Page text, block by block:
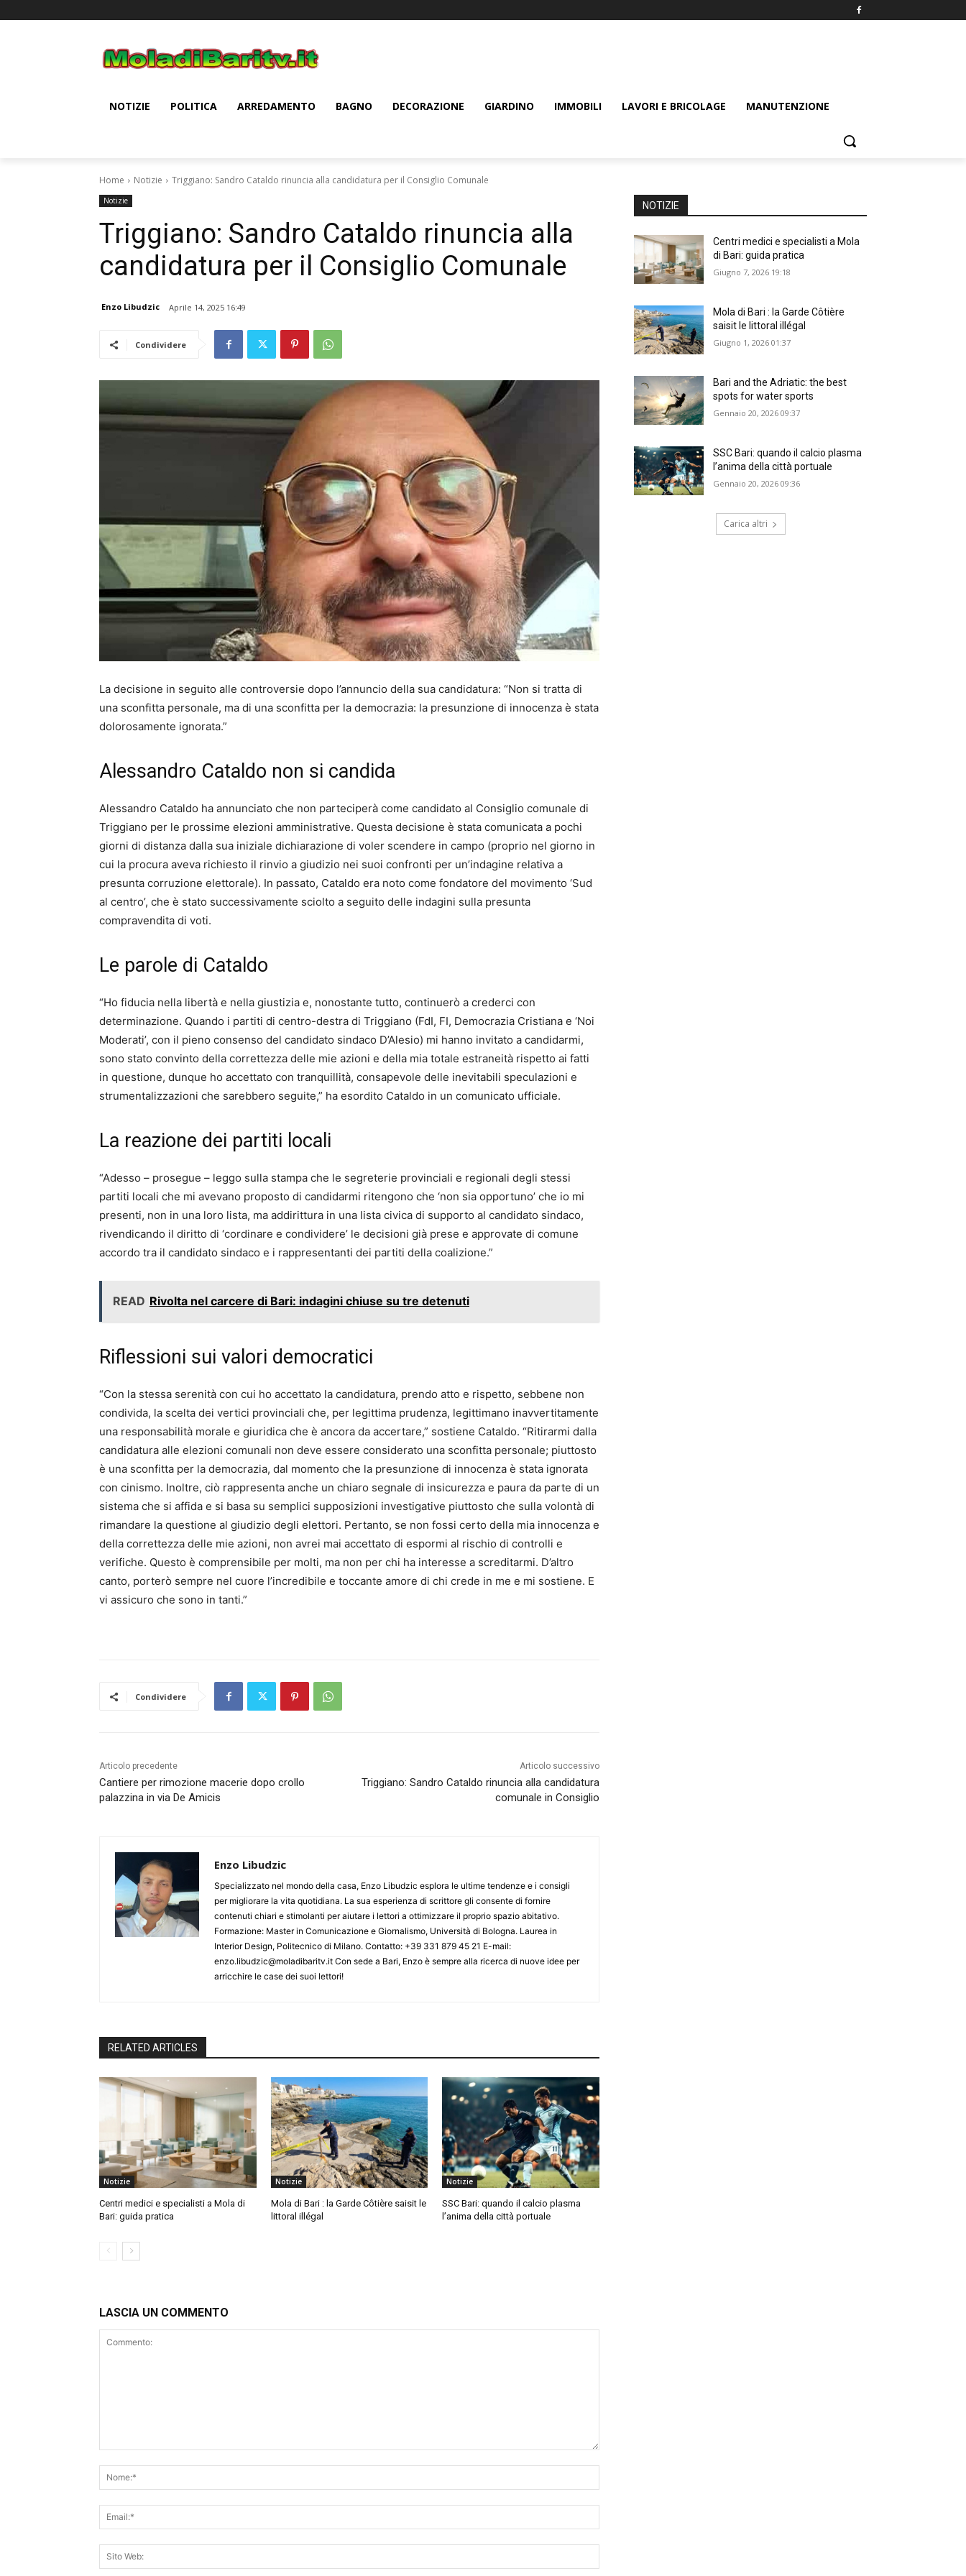
NOTIZIE POLITICA ARREDAMENTO BAGNO DECORAZIONE GIARDINO IMMOBILI LAVORI E BRICOLAGE MANUTENZIONE
Home Notizie Triggiano: Sandro Cataldo rinuncia alla candidatura per il Consiglio Comunale
Notizie
Triggiano: Sandro Cataldo rinuncia alla
candidatura per il Consiglio Comunale
Enzo Libudzic Aprile 14, 2025 16:49
Condividere
La decisione in seguito alle controversie dopo l’annuncio della sua candidatura: “Non si tratta di
una sconfitta personale, ma di una sconfitta per la democrazia: la presunzione di innocenza è stata
dolorosamente ignorata.”
Alessandro Cataldo non si candida
Alessandro Cataldo ha annunciato che non parteciperà come candidato al Consiglio comunale di
Triggiano per le prossime elezioni amministrative. Questa decisione è stata comunicata a pochi
giorni di distanza dalla sua iniziale dichiarazione di voler scendere in campo (proprio nel giorno in
cui la procura aveva richiesto il rinvio a giudizio nei suoi confronti per un’indagine relativa a
presunta corruzione elettorale). In passato, Cataldo era noto come fondatore del movimento ‘Sud
al centro’, che è stato successivamente sciolto a seguito delle indagini sulla presunta
compravendita di voti.
Le parole di Cataldo
“Ho fiducia nella libertà e nella giustizia e, nonostante tutto, continuerò a crederci con
determinazione. Quando i partiti di centro-destra di Triggiano (FdI, FI, Democrazia Cristiana e ‘Noi
Moderati’, con il pieno consenso del candidato sindaco D’Alesio) mi hanno invitato a candidarmi,
sono stato convinto della correttezza delle mie azioni e della mia totale estraneità rispetto ai fatti
in questione, dunque ho accettato con tranquillità, consapevole delle inevitabili speculazioni e
strumentalizzazioni che sarebbero seguite,” ha esordito Cataldo in un comunicato ufficiale.
La reazione dei partiti locali
“Adesso – prosegue – leggo sulla stampa che le segreterie provinciali e regionali degli stessi
partiti locali che mi avevano proposto di candidarmi ritengono che ‘non sia opportuno’ che io mi
presenti, non in una loro lista, ma addirittura in una lista civica di supporto al candidato sindaco,
rivendicando il diritto di ‘cordinare e condividere’ le decisioni già prese e approvate di comune
accordo tra il candidato sindaco e i rappresentanti dei partiti della coalizione.”
READ Rivolta nel carcere di Bari: indagini chiuse su tre detenuti
Riflessioni sui valori democratici
“Con la stessa serenità con cui ho accettato la candidatura, prendo atto e rispetto, sebbene non
condivida, la scelta dei vertici provinciali che, per legittima prudenza, legittimano inavvertitamente
una responsabilità morale e giuridica che è ancora da accertare,” sostiene Cataldo. “Ritirarmi dalla
candidatura alle elezioni comunali non deve essere considerato una sconfitta personale; piuttosto
è una sconfitta per la democrazia, dal momento che la presunzione di innocenza è stata ignorata
con cinismo. Inoltre, ciò rappresenta anche un chiaro segnale di insicurezza e paura da parte di un
sistema che si affida e si basa su semplici supposizioni investigative piuttosto che sulla volontà di
rimandare la questione al giudizio degli elettori. Pertanto, se non fossi certo della mia innocenza e
della correttezza delle mie azioni, non avrei mai accettato di espormi al rischio di controlli e
verifiche. Questo è comprensibile per molti, ma non per chi ha interesse a screditarmi. D’altro
canto, porterò sempre nel cuore l’incredibile e toccante amore di chi crede in me e mi sostiene. E
vi assicuro che sono in tanti.”
Condividere
Articolo precedente
Cantiere per rimozione macerie dopo crollo
palazzina in via De Amicis
Articolo successivo
Triggiano: Sandro Cataldo rinuncia alla candidatura
comunale in Consiglio
Enzo Libudzic
Specializzato nel mondo della casa, Enzo Libudzic esplora le ultime tendenze e i consigli
per migliorare la vita quotidiana. La sua esperienza di scrittore gli consente di fornire
contenuti chiari e stimolanti per aiutare i lettori a ottimizzare il proprio spazio abitativo.
Formazione: Master in Comunicazione e Giornalismo, Università di Bologna. Laurea in
Interior Design, Politecnico di Milano. Contatto: +39 331 879 45 21 E-mail:
enzo.libudzic@moladibaritv.it Con sede a Bari, Enzo è sempre alla ricerca di nuove idee per
arricchire le case dei suoi lettori!
RELATED ARTICLES
Notizie
Centri medici e specialisti a Mola di
Bari: guida pratica
Notizie
Mola di Bari : la Garde Côtière saisit le
littoral illégal
Notizie
SSC Bari: quando il calcio plasma
l’anima della città portuale
LASCIA UN COMMENTO
Web:
NOTIZIE
Centri medici e specialisti a Mola
di Bari: guida pratica
Giugno 7, 2026 19:18
Mola di Bari : la Garde Côtière
saisit le littoral illégal
Giugno 1, 2026 01:37
Bari and the Adriatic: the best
spots for water sports
Gennaio 20, 2026 09:37
SSC Bari: quando il calcio plasma
l’anima della città portuale
Gennaio 20, 2026 09:36
Carica altri